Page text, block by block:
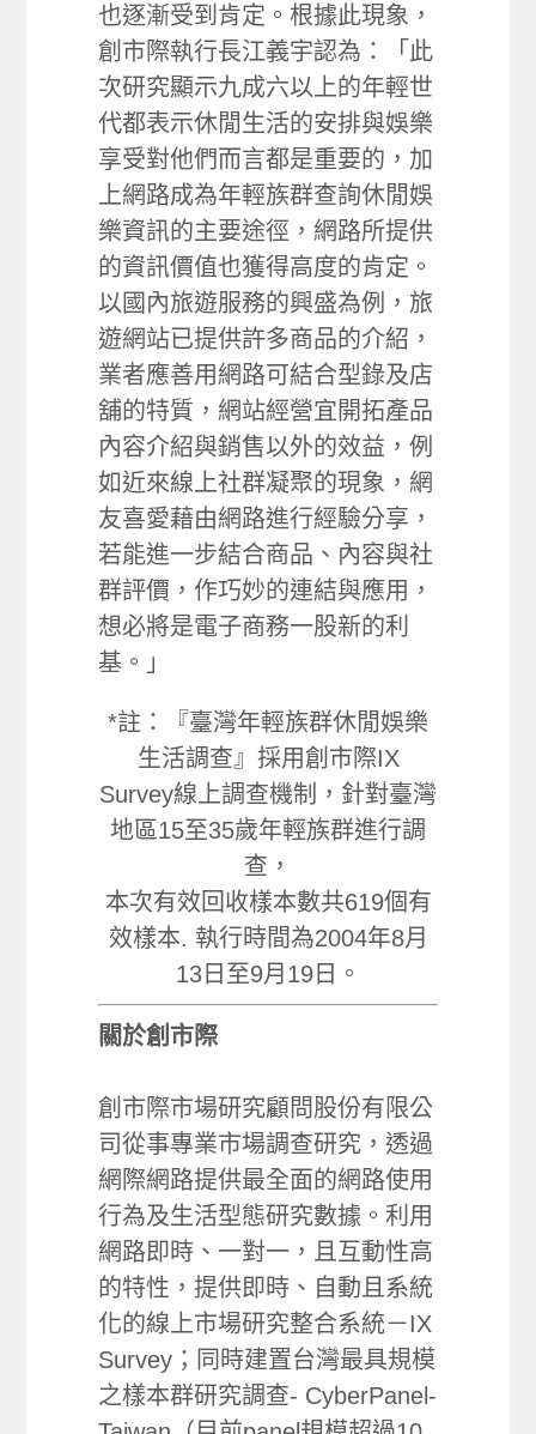
也逐漸受到肯定。根據此現象，
創市際執行長江義宇認為：「此
次研究顯示九成六以上的年輕世
代都表示休閒生活的安排與娛樂
享受對他們而言都是重要的，加
上網路成為年輕族群查詢休閒娛
樂資訊的主要途徑，網路所提供
的資訊價值也獲得高度的肯定。
以國內旅遊服務的興盛為例，旅
遊網站已提供許多商品的介紹，
業者應善用網路可結合型錄及店
舖的特質，網站經營宜開拓產品
內容介紹與銷售以外的效益，例
如近來線上社群凝聚的現象，網
友喜愛藉由網路進行經驗分享，
若能進一步結合商品、內容與社
群評價，作巧妙的連結與應用，
想必將是電子商務一股新的利
基。」
*註：『臺灣年輕族群休閒娛樂
生活調查』採用創市際IX
Survey線上調查機制， 針對臺灣
地區15至35歲年輕族群進行調
查，
本次有效回收樣本數共619個有
效樣本. 執行時間為2004年8月
13日至9月19日。
關於創市際
創市際市場研究顧問股份有限公
司從事專業市場調查研究，透過
網際網路提供最全面的網路使用
行為及生活型態研究數據。利用
網路即時、一對一，且互動性高
的特性，提供即時、自動且系統
化的線上市場研究整合系統－IX
Survey；同時建置台灣最具規模
之樣本群研究調查- CyberPanel-